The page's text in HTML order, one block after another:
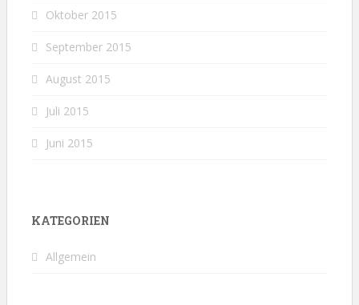
Oktober 2015
September 2015
August 2015
Juli 2015
Juni 2015
KATEGORIEN
Allgemein